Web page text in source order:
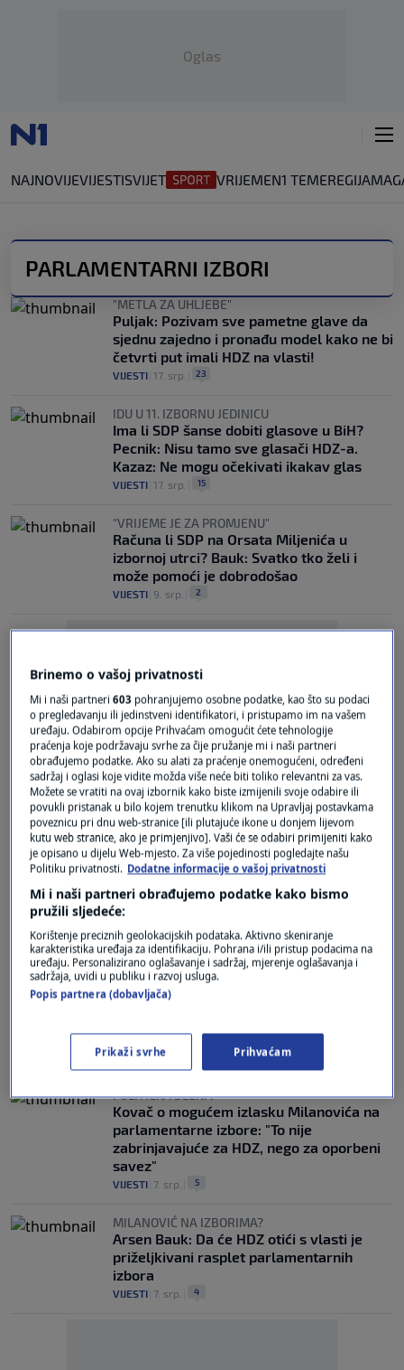
Oglas
NAJNOVIJEVIJESTISVIJET VRIJEMEN1 TEMEREGIJA
PARLAMENTARNI IZBORI
"METLA ZA UHLJEBE"
Puljak: Pozivam sve pametne glave da
sjednu zajedno i pronađu model kako ne bi
četvrti put imali HDZ na vlasti!
VIJESTI 17. srp. 23
IDU U 11. IZBORNU JEDINICU
Ima li SDP šanse dobiti glasove u BiH?
Pecnik: Nisu tamo sve glasači HDZ-a.
Kazaz: Ne mogu očekivati ikakav glas
VIJESTI 17. srp. 15
"VRIJEME JE ZA PROMJENU"
Računa li SDP na Orsata Miljenića u
izbornoj utrci? Bauk: Svatko tko želi i
može pomoći je dobrodošao
VIJESTI 9. srp. 2
Oglas
U ANKETAMA DOBRO KOTIRA
Puhovski: Milanović bi rado na izbore, ali
se užasava pomisli da opet bude premijer.
Ima problema i s dvosatnim radnim
vremenom
VIJESTI |8. srp.| 22
MORAT ĆE BEZ NJEGA
Milanović: Nemoguće je da kao
izbore. To ne mislim ponavljati
VIJESTI| 8. srp.
POLITIČKA SCENA
Kovač o mogućem izlasku Milanovića na
parlamentarne izbore: "To nije
zabrinjavajuće za HDZ, nego za oporbeni
savez"
VIJESTI 7. srp. 5
MILANOVIĆ NA IZBORIMA?
Arsen Bauk: Da će HDZ otići s vlasti je
priželjkivani rasplet parlamentarnih
izbora
VIJESTI 7. srp. 4
Brinemo o vašoj privatnosti
Mi i naši partneri603 pohranjujemo osobne podatke, kao što su podaci
o pregledavanju ili jedinstveni identifikatori, i pristupamo im na vašem
uređaju. Odabirom opcije Prihvaćam omogućit ćete tehnologije
praćenja koje podržavaju svrhe za čije pružanje mi i naši partneri
obrađujemo podatke. Ako su alati za praćenje onemogućeni, određeni
sadržaj i oglasi koje vidite možda više neće biti toliko relevantni za vas.
Možete se vratiti na ovaj izbornik kako biste izmijenili svoje odabire ili
povukli pristanak u bilo kojem trenutku klikom na Upravljaj postavkama
poveznicu pri dnu web-stranice [ili plutajuće ikone u donjem lijevom
kutu web stranice, ako je primjenjivo]. Vaši će se odabiri primijeniti kako
je opisano u dijelu Web-mjesto. Za više pojedinosti pogledajte našu
Politiku privatnosti. Dodatne informacije o vašoj privatnosti
Mi i naši partneri obrađujemo podatke kako bismo
pružili sljedeće:
Korištenje preciznih geolokacijskih podataka. Aktivno skeniranje
karakteristika uređaja za identifikaciju. Pohrana i/ili pristup podacima na
uređaju. Personalizirano oglašavanje i sadržaj, mjerenje oglašavanja i
sadržaja, uvidi u publiku i razvoj usluga.
Popis partnera (dobavljača)
Prikaži svrhe Prihvaćam